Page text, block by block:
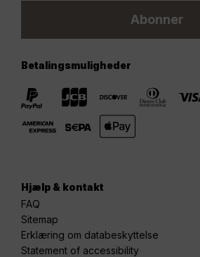
Abonner
Betalingsmuligheder
Hjælp & kontakt
FAQ
Sitemap
Erklæring om databeskyttelse
Statement of accessibility